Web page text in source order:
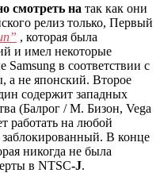
смотреть на так как они
релиз только, Первый
, которая была
и имел некоторые
в соответствии с
а не японский. Второе
содержит западных
(Балрог / M. Бизон, Vega
работать на любой
заблокированный. В конце
никогда не была
в NTSC-J.